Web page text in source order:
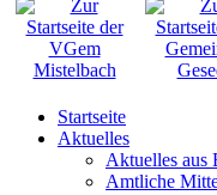
Startseite
Aktuelles
Aktuelles aus
Amtliche